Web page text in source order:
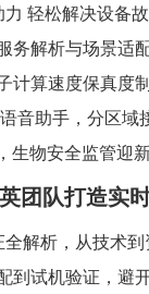
轻松解决设备
务解析与场景适
计算速度保真度
音助手，分区域
生物安全监管迎
团队打造实
解析，从技术到
到试机验证，避